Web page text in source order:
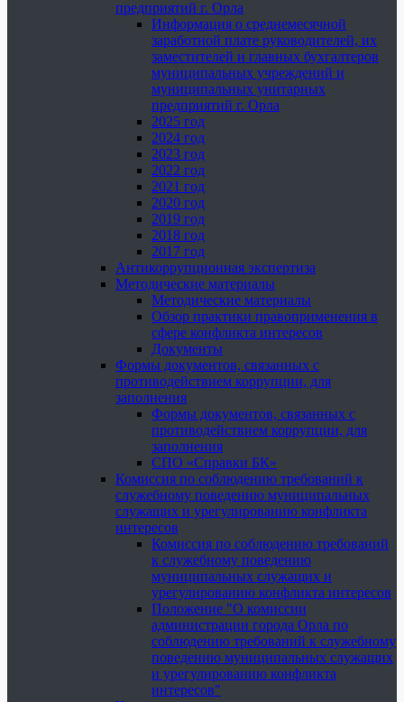
предприятий г. Орла
Информация о среднемесячной
заработной плате руководителей, их
заместителей и главных бухгалтеров
муниципальных учреждений и
муниципальных унитарных
предприятий г. Орла
2025 год
2024 год
2023 год
2022 год
2021 год
2020 год
2019 год
2018 год
2017 год
Антикоррупционная экспертиза
Методические материалы
Методические материалы
Обзор практики правоприменения в
сфере конфликта интересов
Документы
Формы документов, связанных с
противодействием коррупции, для
заполнения
Формы документов, связанных с
противодействием коррупции, для
заполнения
СПО «Справки БК»
Комиссия по соблюдению требований к
служебному поведению муниципальных
служащих и урегулированию конфликта
интересов
Комиссия по соблюдению требований
к служебному поведению
муниципальных служащих и
урегулированию конфликта интересов
Положение "О комиссии
администрации города Орла по
соблюдению требований к служебному
поведению муниципальных служащих
и урегулированию конфликта
интересов"